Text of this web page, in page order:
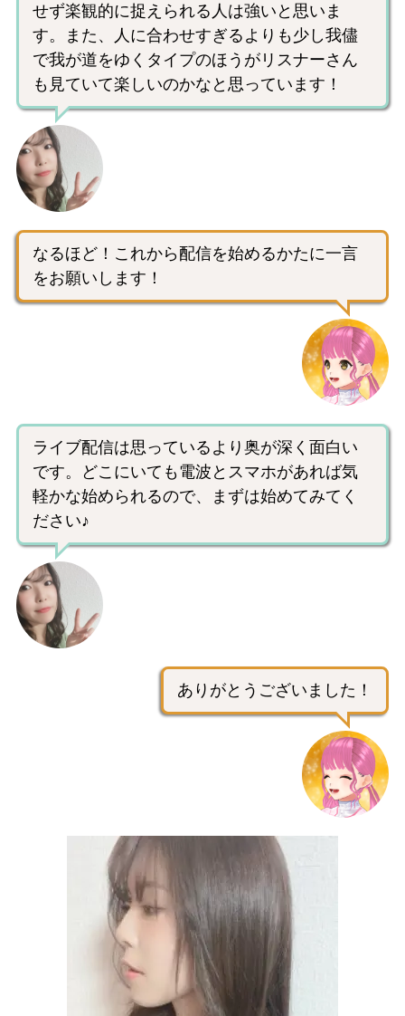
せず楽観的に捉えられる人は強いと思いま
す。また、人に合わせすぎるよりも少し我儘
で我が道をゆくタイプのほうがリスナーさん
も見ていて楽しいのかなと思っています！
なるほど！これから配信を始めるかたに一言
をお願いします！
ライブ配信は思っているより奥が深く面白い
です。どこにいても電波とスマホがあれば気
軽かな始められるので、まずは始めてみてく
ださい♪
ありがとうございました！